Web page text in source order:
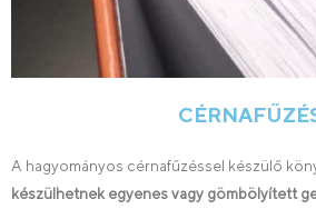
A hagyományos cérnafűzéssel készülő
készülhetnek egyenes vagy gömbölyített